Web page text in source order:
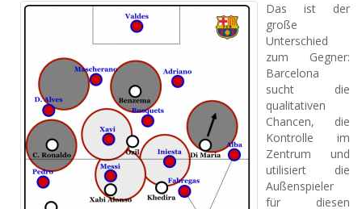
Das ist der
große
Unterschied
zum Gegner:
Barcelona
sucht die
qualitativen
Chancen, die
Kontrolle im
Zentrum und
utilisiert die
Außenspieler
für diesen